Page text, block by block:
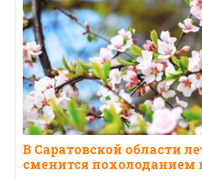
В Саратовской области
сменится